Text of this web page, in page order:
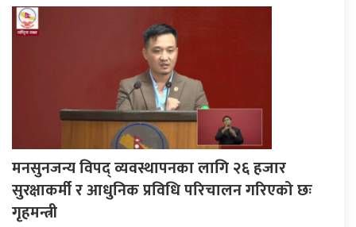
मनसुनजन्य विपद् व्यवस्थापनका लागि २६ हजार
सुरक्षाकर्मी र आधुनिक प्रविधि परिचालन गरिएको छः
गृहमन्त्री